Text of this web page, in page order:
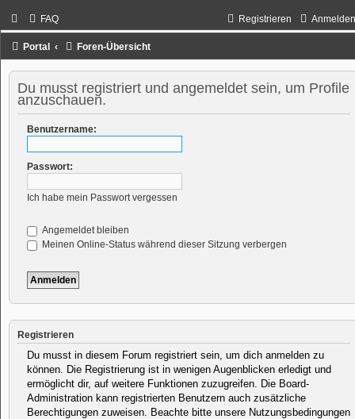
FAQ Registrieren
Portal Foren-Übersicht
Du musst registriert und angemeldet sein, um Profile
anzuschauen.
Benutzername:
Passwort:
Ich habe mein Passwort vergessen
Angemeldet bleiben
Meinen Online-Status während dieser Sitzung verbergen
Registrieren
Du musst in diesem Forum registriert sein, um dich anmelden zu
können. Die Registrierung ist in wenigen Augenblicken erledigt und
ermöglicht dir, auf weitere Funktionen zuzugreifen. Die Board-
Administration kann registrierten Benutzern auch zusätzliche
Berechtigungen zuweisen. Beachte bitte unsere Nutzungsbedingungen